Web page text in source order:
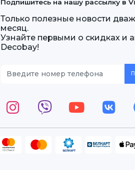
Подпишитесь на нашу рассылку в
Только полезные новости
месяц.
Узнайте первыми о скидках и
Decobay!